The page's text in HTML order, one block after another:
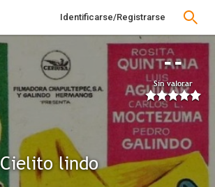
Identificarse/Registrarse
--
Sin valorar
Cielito lindo